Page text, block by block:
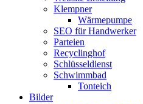
Klempner
Wärmepumpe
SEO für Handwerker
Parteien
Recyclinghof
Schlüsseldienst
Schwimmbad
Tonteich
Bilder